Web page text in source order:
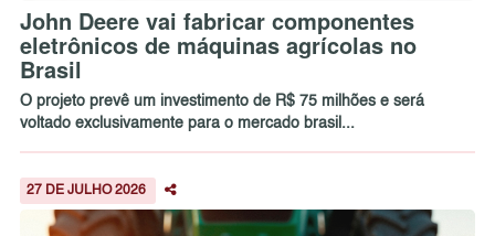
John Deere vai fabricar componentes
eletrônicos de máquinas agrícolas no
Brasil
O projeto prevê um investimento de R$ 75 milhões e será
voltado exclusivamente para o mercado brasil...
27 DE JULHO 2026